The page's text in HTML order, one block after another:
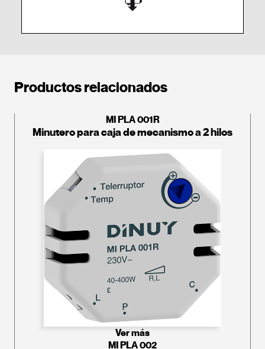
Productos relacionados
MI PLA 001R
Minutero para caja de mecanismo a 2 hilos
Ver más
MI PLA 002